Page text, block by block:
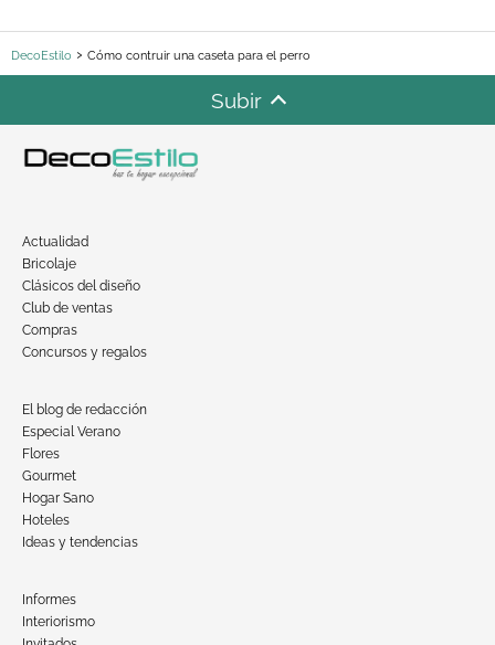
DecoEstilo Cómo contruir una caseta para el perro
Subir
Actualidad
Bricolaje
Clásicos del diseño
Club de ventas
Compras
Concursos y regalos
El blog de redacción
Especial Verano
Flores
Gourmet
Hogar Sano
Hoteles
Ideas y tendencias
Informes
Interiorismo